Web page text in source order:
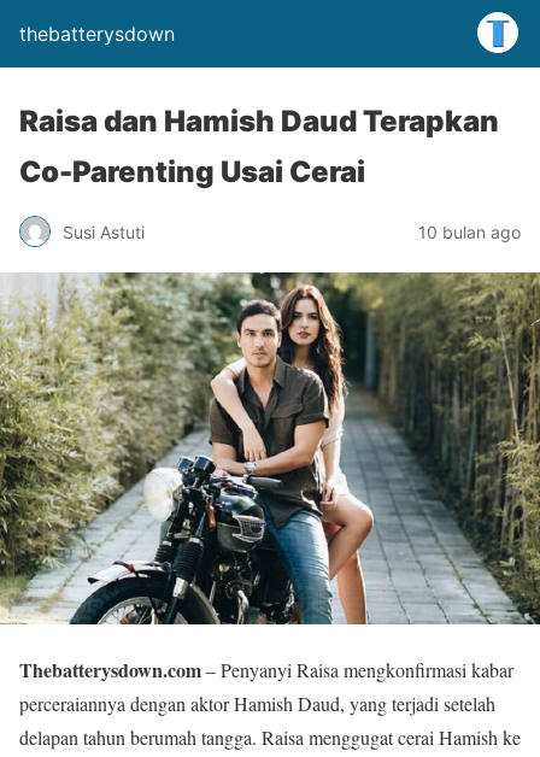
thebatterysdown
Raisa dan Hamish Daud Terapkan
Co-Parenting Usai Cerai
Susi Astuti 10 bulan ago
Thebatterysdown.com– Penyanyi Raisa mengkonfirmasi kabar
perceraiannya dengan aktor Hamish Daud, yang terjadi setelah
delapan tahun berumah tangga. Raisa menggugat cerai Hamish ke